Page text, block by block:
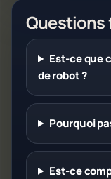
Questions
Est-ce que
de robot ?
Pourquoi
Est-ce